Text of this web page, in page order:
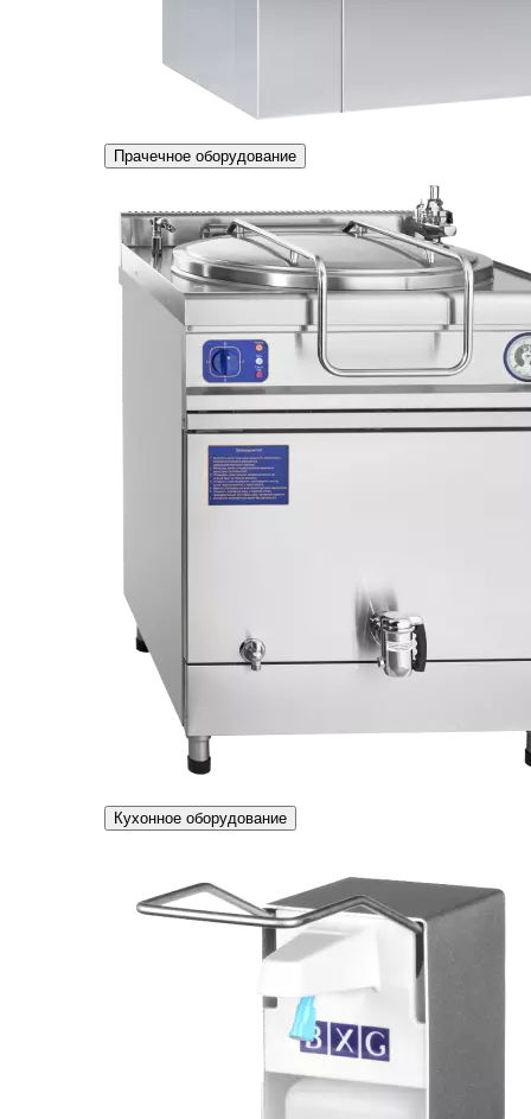
Прачечное оборудование
Кухонное оборудование